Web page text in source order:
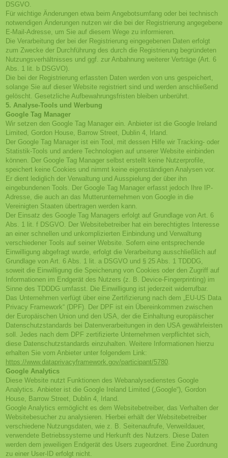
DSGVO.
Für wichtige Änderungen etwa beim Angebotsumfang oder bei technisch
notwendigen Änderungen nutzen wir die bei der Registrierung angegebene
E-Mail-Adresse, um Sie auf diesem Wege zu informieren.
Die Verarbeitung der bei der Registrierung eingegebenen Daten erfolgt
zum Zwecke der Durchführung des durch die Registrierung begründeten
Nutzungsverhältnisses und ggf. zur Anbahnung weiterer Verträge (Art. 6
Abs. 1 lit. b DSGVO).
Die bei der Registrierung erfassten Daten werden von uns gespeichert,
solange Sie auf dieser Website registriert sind und werden anschließend
gelöscht. Gesetzliche Aufbewahrungsfristen bleiben unberührt.
5. Analyse-Tools und Werbung
Google Tag Manager
Wir setzen den Google Tag Manager ein. Anbieter ist die Google Ireland
Limited, Gordon House, Barrow Street, Dublin 4, Irland.
Der Google Tag Manager ist ein Tool, mit dessen Hilfe wir Tracking- oder
Statistik-Tools und andere Technologien auf unserer Website einbinden
können. Der Google Tag Manager selbst erstellt keine Nutzerprofile,
speichert keine Cookies und nimmt keine eigenständigen Analysen vor.
Er dient lediglich der Verwaltung und Ausspielung der über ihn
eingebundenen Tools. Der Google Tag Manager erfasst jedoch Ihre IP-
Adresse, die auch an das Mutterunternehmen von Google in die
Vereinigten Staaten übertragen werden kann.
Der Einsatz des Google Tag Managers erfolgt auf Grundlage von Art. 6
Abs. 1 lit. f DSGVO. Der Websitebetreiber hat ein berechtigtes Interesse
an einer schnellen und unkomplizierten Einbindung und Verwaltung
verschiedener Tools auf seiner Website. Sofern eine entsprechende
Einwilligung abgefragt wurde, erfolgt die Verarbeitung ausschließlich auf
Grundlage von Art. 6 Abs. 1 lit. a DSGVO und § 25 Abs. 1 TDDDG,
soweit die Einwilligung die Speicherung von Cookies oder den Zugriff auf
Informationen im Endgerät des Nutzers (z. B. Device-Fingerprinting) im
Sinne des TDDDG umfasst. Die Einwilligung ist jederzeit widerrufbar.
Das Unternehmen verfügt über eine Zertifizierung nach dem „EU-US Data
Privacy Framework“ (DPF). Der DPF ist ein Übereinkommen zwischen
der Europäischen Union und den USA, der die Einhaltung europäischer
Datenschutzstandards bei Datenverarbeitungen in den USA gewährleisten
soll. Jedes nach dem DPF zertifizierte Unternehmen verpflichtet sich,
diese Datenschutzstandards einzuhalten. Weitere Informationen hierzu
erhalten Sie vom Anbieter unter folgendem Link:
https://www.dataprivacyframework.gov/participant/5780.
Google Analytics
Diese Website nutzt Funktionen des Webanalysedienstes Google
Analytics. Anbieter ist die Google Ireland Limited („Google“), Gordon
House, Barrow Street, Dublin 4, Irland.
Google Analytics ermöglicht es dem Websitebetreiber, das Verhalten der
Websitebesucher zu analysieren. Hierbei erhält der Websitebetreiber
verschiedene Nutzungsdaten, wie z. B. Seitenaufrufe, Verweildauer,
verwendete Betriebssysteme und Herkunft des Nutzers. Diese Daten
werden dem jeweiligen Endgerät des Users zugeordnet. Eine Zuordnung
zu einer User-ID erfolgt nicht.